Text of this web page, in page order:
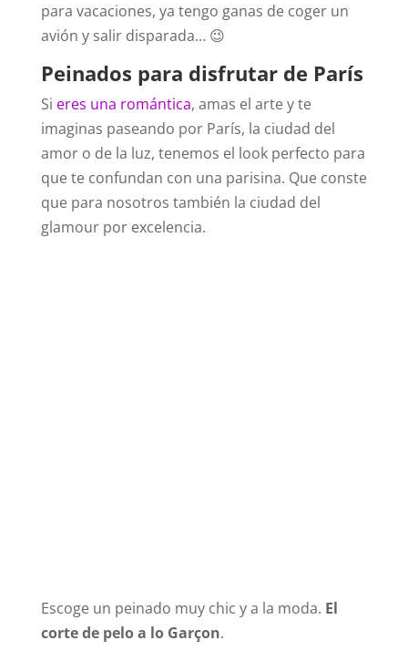
para vacaciones, ya tengo ganas de coger un
avión y salir disparada… 😉
Peinados para disfrutar de París
Si eres una romántica, amas el arte y te
imaginas paseando por París, la ciudad del
amor o de la luz, tenemos el look perfecto para
que te confundan con una parisina. Que conste
que para nosotros también la ciudad del
glamour por excelencia.
Escoge un peinado muy chic y a la moda. El
corte de pelo a lo Garçon.